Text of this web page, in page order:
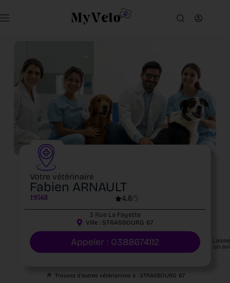
Votre vétérinaire
Fabien ARNAULT
19568 4.8/5
3 Rue La Fayette
Ville : STRASBOURG 67
Appeler : 0388674112
un
Trouvez d'autres vétérianires à : STRASBOURG 67